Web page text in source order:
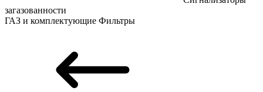
загазованности
ГАЗ и комплектующие Фильтры